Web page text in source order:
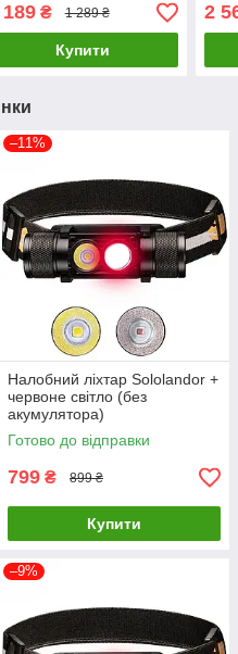
189₴ 1 289 ₴
Купити
2
–11%
Налобний ліхтар Sololandor +
червоне світло (без
акумулятора)
Готово до відправки
799 ₴ 899 ₴
Купити
–9%